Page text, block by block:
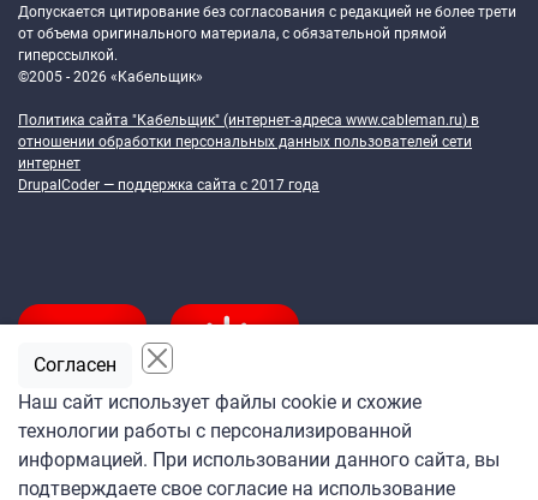
Допускается цитирование без согласования с редакцией не более трети
от объема оригинального материала, с обязательной прямой
гиперссылкой.
©2005 - 2026 «Кабельщик»
Политика сайта "Кабельщик" (интернет-адреса www.cableman.ru) в
отношении обработки персональных данных пользователей сети
интернет
DrupalCoder — поддержка сайта c 2017 года
Подпишитесь
на ежедневную рассылку
Наш сайт использует файлы cookie и схожие
технологии работы с персонализированной
информацией. При использовании данного сайта, вы
подтверждаете свое согласие на использование
Согласен